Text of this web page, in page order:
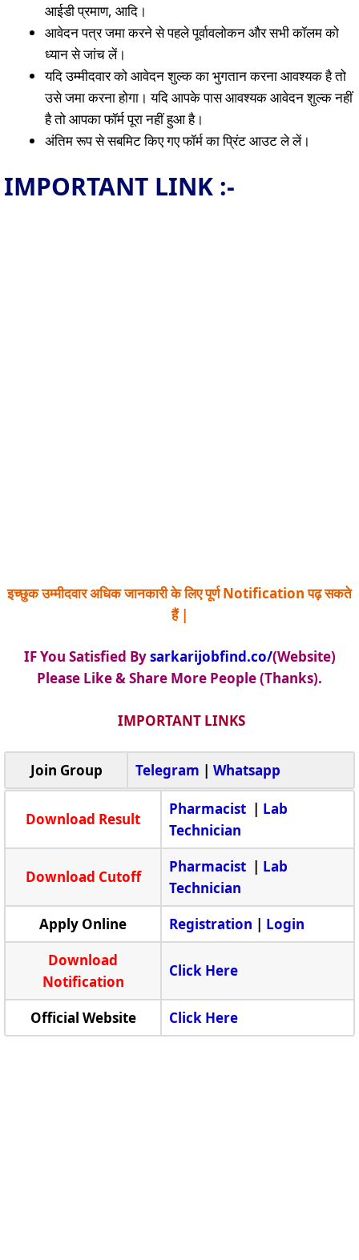
आईडी प्रमाण, आदि।
आवेदन पत्र जमा करने से पहले पूर्वावलोकन और सभी कॉलम को
ध्यान से जांच लें।
यदि उम्मीदवार को आवेदन शुल्क का भुगतान करना आवश्यक है तो
उसे जमा करना होगा। यदि आपके पास आवश्यक आवेदन शुल्क नहीं
है तो आपका फॉर्म पूरा नहीं हुआ है।
अंतिम रूप से सबमिट किए गए फॉर्म का प्रिंट आउट ले लें।
IMPORTANT LINK :-
इच्छुक उम्मीदवार अधिक जानकारी के लिए पूर्ण Notification पढ़ सकते
हैं |
IF You Satisfied Bysarkarijobfind.co/(Website)
Please Like & Share More People (Thanks).
IMPORTANT LINKS
Join Group Telegram | Whatsapp
Download Result
Pharmacist| Lab
Technician
Download Cutoff
Pharmacist| Lab
Technician
Apply Online
Registration | Login
Download
Notification
Click Here
Official Website Click Here